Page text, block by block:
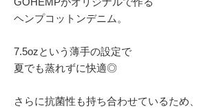
ヘンプコットンデニム。
7.5ozという薄手の設定で
夏でも蒸れずに快適◎
さらに抗菌性も持ち合わせているため、